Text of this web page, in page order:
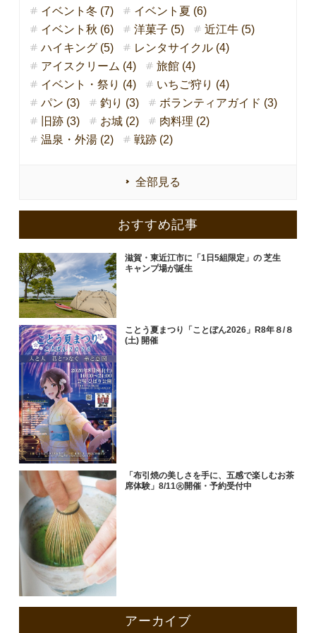
イベント冬 (7)
イベント夏 (6)
イベント秋 (6)
洋菓子 (5)
近江牛 (5)
ハイキング (5)
レンタサイクル (4)
アイスクリーム (4)
旅館 (4)
イベント・祭り (4)
いちご狩り (4)
パン (3)
釣り (3)
ボランティアガイド (3)
旧跡 (3)
お城 (2)
肉料理 (2)
温泉・外湯 (2)
戦跡 (2)
全部見る
おすすめ記事
滋賀・東近江市に「1日5組限定」の 芝生
キャンプ場が誕生
ことう夏まつり「ことぼん2026」R8年８/８
(土) 開催
「布引焼の美しさを手に、五感で楽しむお茶
席体験」8/11㊋開催・予約受付中
アーカイブ